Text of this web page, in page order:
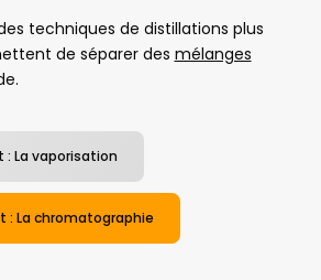
techniques de distillations plus
de séparer des mélanges
: La vaporisation
: La chromatographie